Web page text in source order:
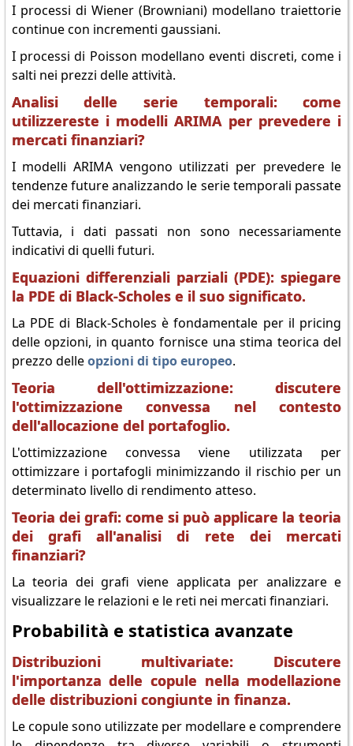
I processi di Wiener (Browniani) modellano traiettorie
continue con incrementi gaussiani.
I processi di Poisson modellano eventi discreti, come i
salti nei prezzi delle attività.
Analisi delle serie temporali: come
utilizzereste i modelli ARIMA per prevedere i
mercati finanziari?
I modelli ARIMA vengono utilizzati per prevedere le
tendenze future analizzando le serie temporali passate
dei mercati finanziari.
Tuttavia, i dati passati non sono necessariamente
indicativi di quelli futuri.
Equazioni differenziali parziali (PDE): spiegare
la PDE di Black-Scholes e il suo significato.
La PDE di Black-Scholes è fondamentale per il pricing
delle opzioni, in quanto fornisce una stima teorica del
prezzo delleopzioni di tipo europeo.
Teoria dell'ottimizzazione: discutere
l'ottimizzazione convessa nel contesto
dell'allocazione del portafoglio.
L'ottimizzazione convessa viene utilizzata per
ottimizzare i portafogli minimizzando il rischio per un
determinato livello di rendimento atteso.
Teoria dei grafi: come si può applicare la teoria
dei grafi all'analisi di rete dei mercati
finanziari?
La teoria dei grafi viene applicata per analizzare e
visualizzare le relazioni e le reti nei mercati finanziari.
Probabilità e statistica avanzate
Distribuzioni multivariate: Discutere
l'importanza delle copule nella modellazione
delle distribuzioni congiunte in finanza.
Le copule sono utilizzate per modellare e comprendere